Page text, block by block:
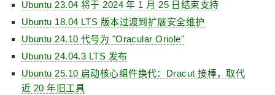
Ubuntu 23.04 将于 2024 年 1 月 25 日结束支持
Ubuntu 18.04 LTS 版本过渡到扩展安全维护
Ubuntu 24.10 代号为 "Oracular Oriole"
Ubuntu 24.04.3 LTS 发布
Ubuntu 25.10 启动核心组件换代：Dracut 接棒，取代
近 20 年旧工具